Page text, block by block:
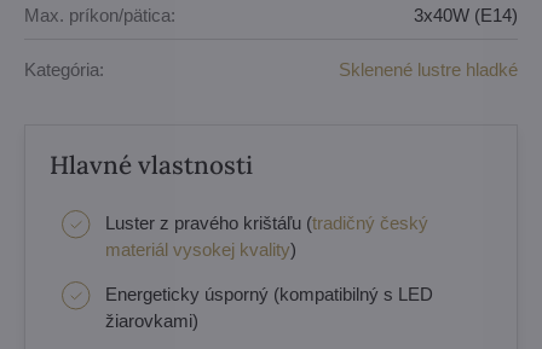
Max. príkon/pätica: 3x40W (E14)
Kategória: Sklenené lustre hladké
Hlavné vlastnosti
Luster z pravého krištáľu (tradičný český
materiál vysokej kvality)
Energeticky úsporný (kompatibilný s LED
žiarovkami)